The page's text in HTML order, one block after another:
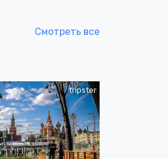
Смотреть все
tripster